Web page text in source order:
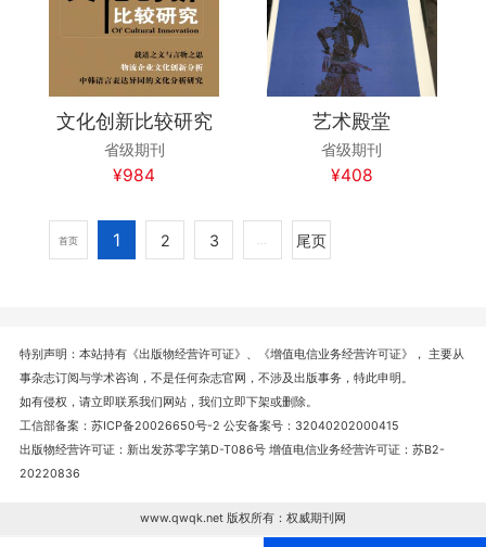
文化创新比较研究
省级期刊
¥984
艺术殿堂
省级期刊
¥408
首页 1 2 3 尾页
特别声明：本站持有《出版物经营许可证》、《增值电信业务经营许可证》， 主要从
事杂志订阅与学术咨询，不是任何杂志官网，不涉及出版事务，特此申明。
如有侵权，请立即联系我们网站，我们立即下架或删除。
工信部备案：苏ICP备20026650号-2 公安备案号：32040202000415
出版物经营许可证：新出发苏零字第D-T086号 增值电信业务经营许可证：苏B2-
20220836
www.qwqk.net 版权所有：权威期刊网